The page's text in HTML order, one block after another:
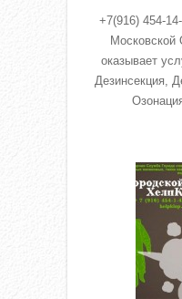
+7(916) 454-
Московской
оказывает
Дезинсекция,